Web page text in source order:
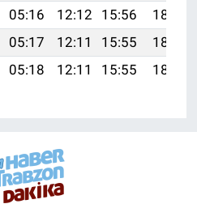
05:16 12:12 15:56
18:57
05:17 12:11 15:55
18:56
05:18 12:11 15:55 18:54